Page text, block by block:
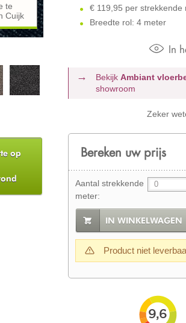
te
Cuijk
op
€ 119,95 per strekkende
Breedte rol: 4 meter
In
BekijkAmbiant
showroom
Zeker
Bereken uw prijs
Aantal strekkende
meter:
IN WINKELWAGEN
Product niet